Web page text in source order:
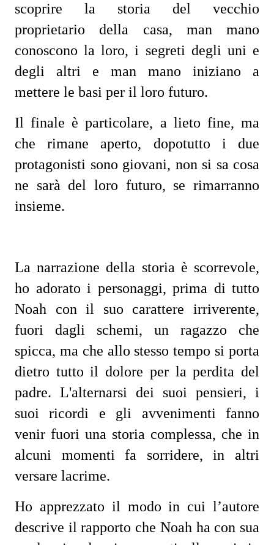
scoprire la storia del vecchio
proprietario della casa, man mano
conoscono la loro, i segreti degli uni e
degli altri e man mano iniziano a
mettere le basi per il loro futuro.
Il finale è particolare, a lieto fine, ma
che rimane aperto, dopotutto i due
protagonisti sono giovani, non si sa cosa
ne sarà del loro futuro, se rimarranno
insieme.
La narrazione della storia è scorrevole,
ho adorato i personaggi, prima di tutto
Noah con il suo carattere irriverente,
fuori dagli schemi, un ragazzo che
spicca, ma che allo stesso tempo si porta
dietro tutto il dolore per la perdita del
padre. L'alternarsi dei suoi pensieri, i
suoi ricordi e gli avvenimenti fanno
venir fuori una storia complessa, che in
alcuni momenti fa sorridere, in altri
versare lacrime.
Ho apprezzato il modo in cui l’autore
descrive il rapporto che Noah ha con sua